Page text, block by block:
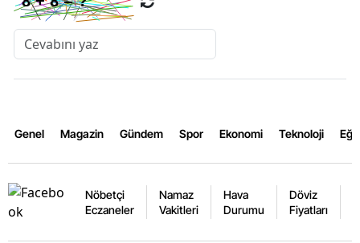
Genel Magazin Gündem Spor Ekonomi Teknoloji
Nöbetçi
Eczaneler
Namaz
Vakitleri
Hava
Durumu
Döviz
Fiyatları